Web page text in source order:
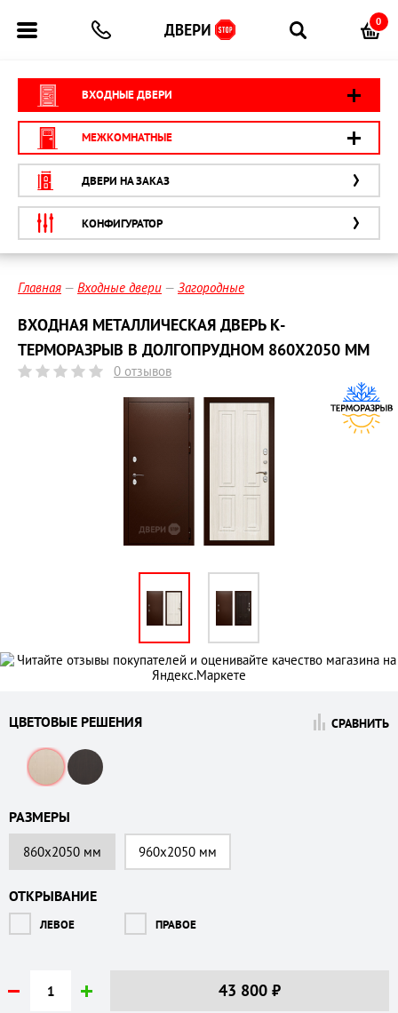
0
ВХОДНЫЕ ДВЕРИ
МЕЖКОМНАТНЫЕ
ДВЕРИ НА ЗАКАЗ
КОНФИГУРАТОР
Главная Входные двери Загородные
ВХОДНАЯ МЕТАЛЛИЧЕСКАЯ ДВЕРЬ К-
ТЕРМОРАЗРЫВ В ДОЛГОПРУДНОМ 860Х2050 ММ
0 отзывов
СРАВНИТЬ
ЦВЕТОВЫЕ РЕШЕНИЯ
РАЗМЕРЫ
860х2050 мм 960х2050 мм
ОТКРЫВАНИЕ
ЛЕВОЕ ПРАВОЕ
43 800 ₽